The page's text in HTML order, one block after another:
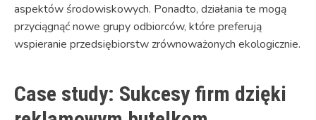
aspektów środowiskowych. Ponadto, działania te mogą
przyciągnąć nowe grupy odbiorców, które preferują
wspieranie przedsiębiorstw zrównoważonych ekologicznie.
Case study: Sukcesy firm dzięki